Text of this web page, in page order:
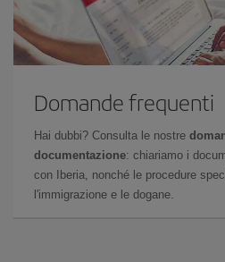
Domande frequenti
Hai dubbi? Consulta le nostre
documentazione: chiariamo i
con Iberia, nonché le procedure
l'immigrazione e le dogane.